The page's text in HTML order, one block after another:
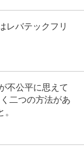
レバテックフリ
不公平に思えて
二つの方法があ